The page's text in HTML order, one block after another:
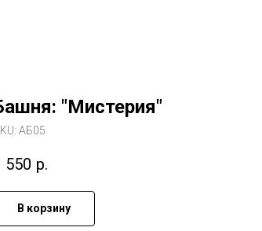
"Мистерия"
АБ05
550 р.
В корзину